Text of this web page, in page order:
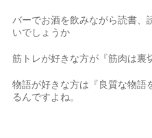
バーでお酒を飲みながら読書、
いでしょうか
筋トレが好きな方が『筋肉は裏
物語が好きな方は『良質な物語
るんですよね。